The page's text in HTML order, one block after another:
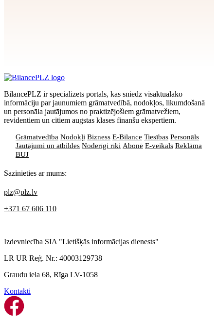
BilancePLZ ir specializēts portāls, kas sniedz visaktuālāko
informāciju par jaunumiem grāmatvedībā, nodokļos, likumdošanā
un personāla jautājumos no praktizējošiem grāmatvežiem,
revidentiem un citiem augstas klases finanšu ekspertiem.
Grāmatvedība Nodokļi Bizness E-Bilance Tiesības Personāls
Jautājumi un atbildes Noderīgi rīki Abonē E-veikals Reklāma
BUJ
Sazinieties ar mums:
plz@plz.lv
+371 67 606 110
Izdevniecība SIA "Lietišķās informācijas dienests"
LR UR Reģ. Nr.: 40003129738
Graudu iela 68, Rīga LV-1058
Kontakti